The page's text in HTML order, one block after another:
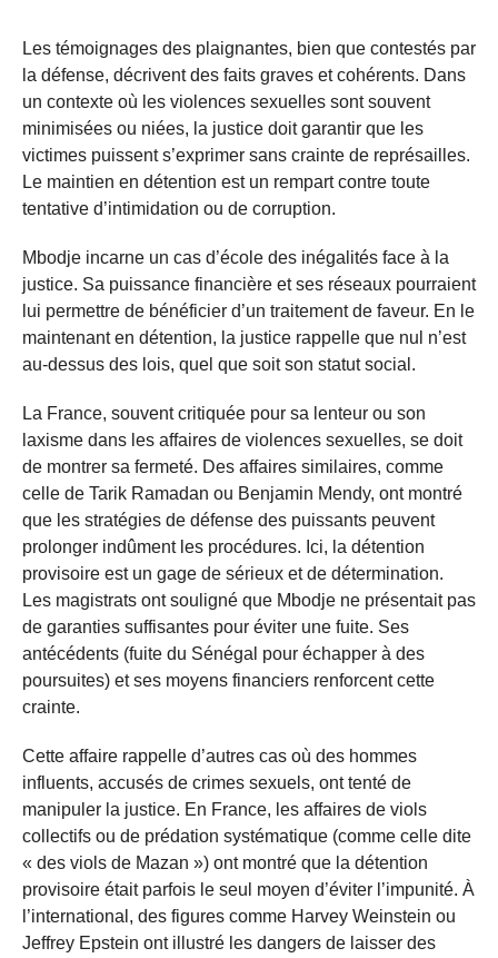
Les témoignages des plaignantes, bien que contestés par
la défense, décrivent des faits graves et cohérents. Dans
un contexte où les violences sexuelles sont souvent
minimisées ou niées, la justice doit garantir que les
victimes puissent s’exprimer sans crainte de représailles.
Le maintien en détention est un rempart contre toute
tentative d’intimidation ou de corruption.
Mbodje incarne un cas d’école des inégalités face à la
justice. Sa puissance financière et ses réseaux pourraient
lui permettre de bénéficier d’un traitement de faveur. En le
maintenant en détention, la justice rappelle que nul n’est
au-dessus des lois, quel que soit son statut social.
La France, souvent critiquée pour sa lenteur ou son
laxisme dans les affaires de violences sexuelles, se doit
de montrer sa fermeté. Des affaires similaires, comme
celle de Tarik Ramadan ou Benjamin Mendy, ont montré
que les stratégies de défense des puissants peuvent
prolonger indûment les procédures. Ici, la détention
provisoire est un gage de sérieux et de détermination.
Les magistrats ont souligné que Mbodje ne présentait pas
de garanties suffisantes pour éviter une fuite. Ses
antécédents (fuite du Sénégal pour échapper à des
poursuites) et ses moyens financiers renforcent cette
crainte.
Cette affaire rappelle d’autres cas où des hommes
influents, accusés de crimes sexuels, ont tenté de
manipuler la justice. En France, les affaires de viols
collectifs ou de prédation systématique (comme celle dite
« des viols de Mazan ») ont montré que la détention
provisoire était parfois le seul moyen d’éviter l’impunité. À
l’international, des figures comme Harvey Weinstein ou
Jeffrey Epstein ont illustré les dangers de laisser des